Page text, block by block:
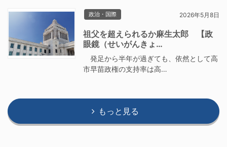
政治・国際 2026年5月8日
祖父を超えられるか麻生太郎 【政
眼鏡（せいがんきょ…
発足から半年が過ぎても、依然として高
市早苗政権の支持率は高…
もっと見る